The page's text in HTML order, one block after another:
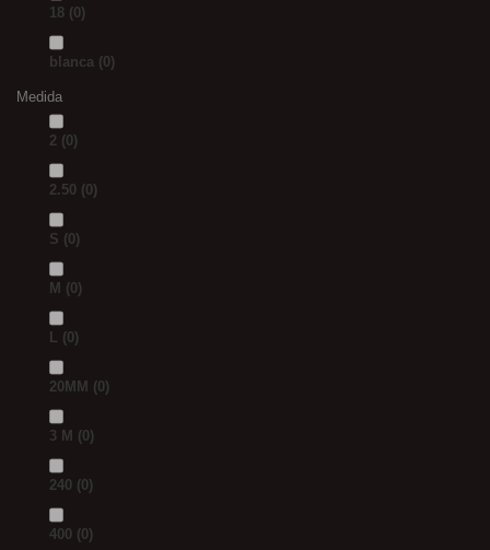
18 (0)
blanca (0)
Medida
2 (0)
2.50 (0)
S (0)
M (0)
L (0)
20MM (0)
3 M (0)
240 (0)
400 (0)